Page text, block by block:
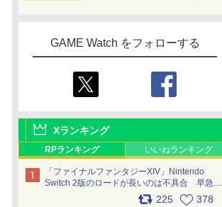
GAME Watch をフォローする
Xランキング
RPランキング いいねランキング
「ファイナルファンタジーXIV」Nintendo
Switch 2版のロードが長いのは不具合 早急に
アップデートできるよう対応中225 378